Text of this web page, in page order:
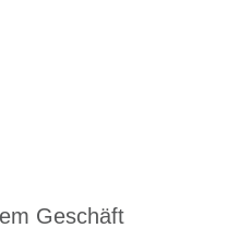
Geschäft